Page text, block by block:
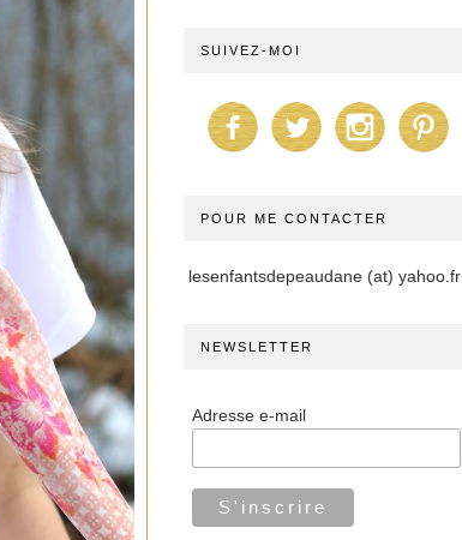
SUIVEZ-MOI
POUR ME CONTACTER
lesenfantsdepeaudane (at) yahoo.fr
NEWSLETTER
Adresse e-mail